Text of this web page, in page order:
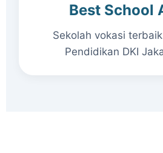
Best School
Sekolah vokasi
Pendidikan DKI